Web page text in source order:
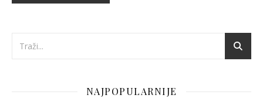
NAJPOPULARNIJE